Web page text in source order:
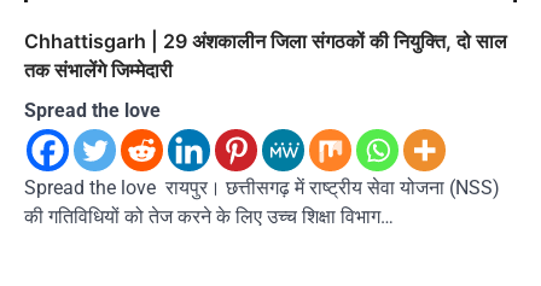
Chhattisgarh | 29 अंशकालीन जिला संगठकों की नियुक्ति, दो साल
तक संभालेंगे जिम्मेदारी
Spread the love
Spread the love रायपुर। छत्तीसगढ़ में राष्ट्रीय सेवा योजना (NSS)
की गतिविधियों को तेज करने के लिए उच्च शिक्षा विभाग…